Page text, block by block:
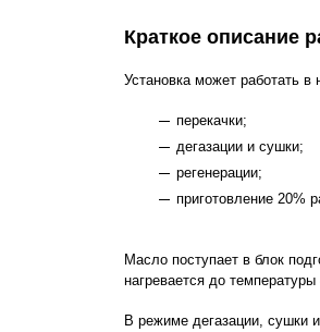
Краткое описание
Установка может работать в
перекачки;
дегазации и сушки;
регенерации;
приготовление 20%
Масло поступает в блок
нагревается до
В режиме дегазации, сушки